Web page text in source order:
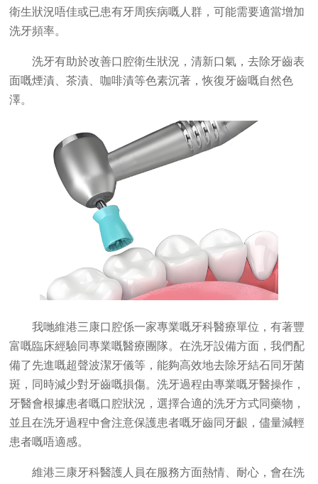
衛生狀況唔佳或已患有牙周疾病嘅人群，可能需要適當增加
洗牙頻率。
洗牙有助於改善口腔衛生狀況，清新口氣，去除牙齒表
面嘅煙漬、茶漬、咖啡漬等色素沉著，恢復牙齒嘅自然色
澤。
我哋維港三康口腔係一家專業嘅牙科醫療單位，有著豐
富嘅臨床經驗同專業嘅醫療團隊。在洗牙設備方面，我們配
備了先進嘅超聲波潔牙儀等，能夠高效地去除牙結石同牙菌
斑，同時減少對牙齒嘅損傷。洗牙過程由專業嘅牙醫操作，
牙醫會根據患者嘅口腔狀況，選擇合適的洗牙方式同藥物，
並且在洗牙過程中會注意保護患者嘅牙齒同牙齦，儘量減輕
患者嘅唔適感。
維港三康牙科醫護人員在服務方面熱情、耐心，會在洗